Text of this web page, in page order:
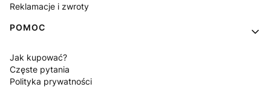
Reklamacje i zwroty
POMOC
Jak kupować?
Częste pytania
Polityka prywatności